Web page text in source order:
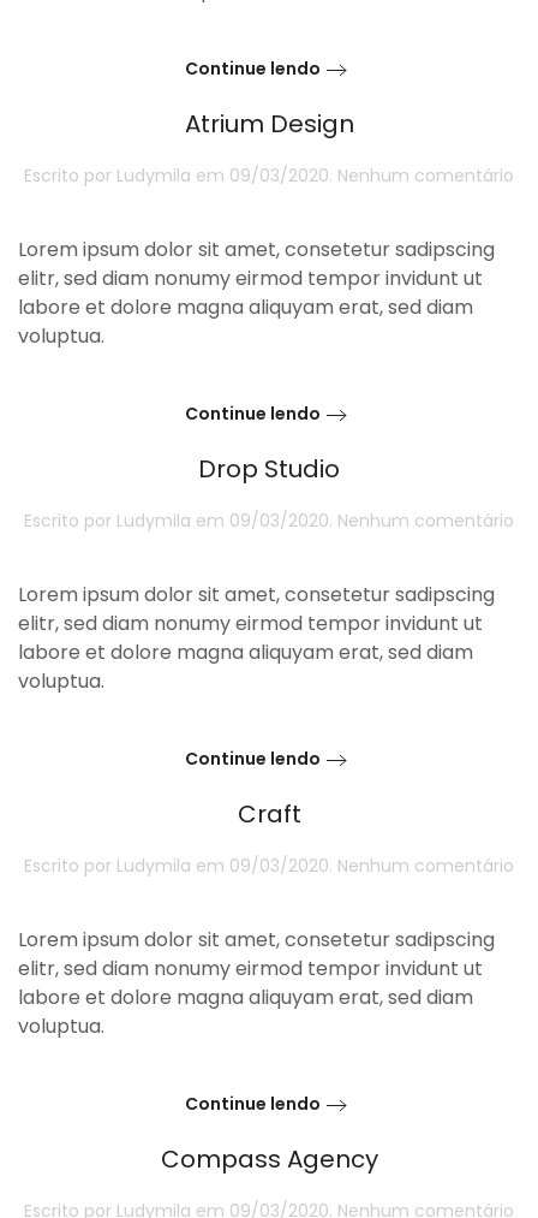
Continue lendo
Atrium Design
Escrito por Ludymila em 09/03/2020. Nenhum comentário
Lorem ipsum dolor sit amet, consetetur sadipscing
elitr, sed diam nonumy eirmod tempor invidunt ut
labore et dolore magna aliquyam erat, sed diam
voluptua.
Continue lendo
Drop Studio
Escrito por Ludymila em 09/03/2020. Nenhum comentário
Lorem ipsum dolor sit amet, consetetur sadipscing
elitr, sed diam nonumy eirmod tempor invidunt ut
labore et dolore magna aliquyam erat, sed diam
voluptua.
Continue lendo
Craft
Escrito por Ludymila em 09/03/2020. Nenhum comentário
Lorem ipsum dolor sit amet, consetetur sadipscing
elitr, sed diam nonumy eirmod tempor invidunt ut
labore et dolore magna aliquyam erat, sed diam
voluptua.
Continue lendo
Compass Agency
Escrito por Ludymila em 09/03/2020. Nenhum comentário